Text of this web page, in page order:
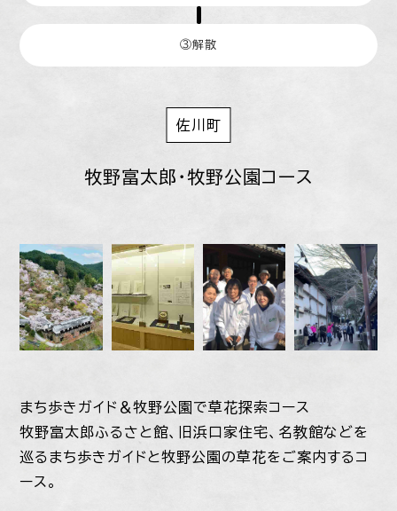
③解散
佐川町
牧野富太郎・牧野公園コース
まち歩きガイド＆牧野公園で草花探索コース
牧野富太郎ふるさと館、旧浜口家住宅、名教館などを
巡るまち歩きガイドと牧野公園の草花をご案内するコ
ース。